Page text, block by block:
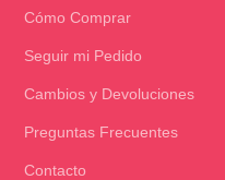
Cómo Comprar
Seguir mi Pedido
Cambios y Devoluciones
Preguntas Frecuentes
Contacto